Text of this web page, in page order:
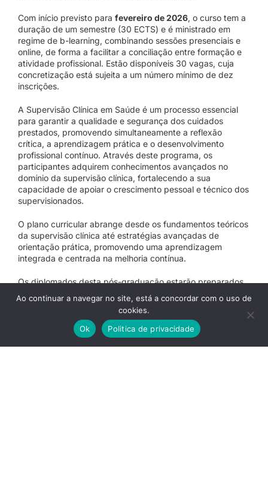
Com início previsto para fevereiro de 2026, o curso tem a
duração de um semestre (30 ECTS) e é ministrado em
regime de b-learning, combinando sessões presenciais e
online, de forma a facilitar a conciliação entre formação e
atividade profissional. Estão disponíveis 30 vagas, cuja
concretização está sujeita a um número mínimo de dez
inscrições.
A Supervisão Clínica em Saúde é um processo essencial
para garantir a qualidade e segurança dos cuidados
prestados, promovendo simultaneamente a reflexão
crítica, a aprendizagem prática e o desenvolvimento
profissional contínuo. Através deste programa, os
participantes adquirem conhecimentos avançados no
domínio da supervisão clínica, fortalecendo a sua
capacidade de apoiar o crescimento pessoal e técnico dos
supervisionados.
O plano curricular abrange desde os fundamentos teóricos
da supervisão clínica até estratégias avançadas de
orientação prática, promovendo uma aprendizagem
integrada e centrada na melhoria contínua.
Os diplomados desta pós-graduação estarão preparados
para:
Supervisionar eficazmente estudantes em estágios
Ao continuar a navegar no site, está a concordar com o uso de
cookies.
Ok
Politica de privacidade